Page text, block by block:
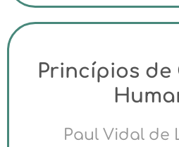
Princípios de
Paul Vidal de